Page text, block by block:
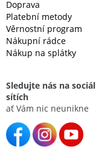
Doprava
Platební metody
Věrnostní program
Nákupní rádce
Nákup na splátky
Sledujte nás na
sítích
ať Vám nic neunikne